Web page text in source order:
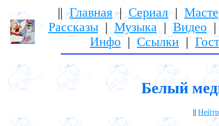
||Главная| Сериал|
Рассказы|Музыка|Видео
Инфо| Ссылки |
Белый
||